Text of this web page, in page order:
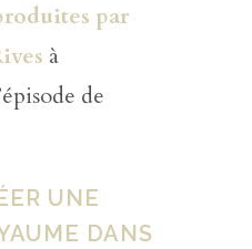
par
à
de
UNE
DANS